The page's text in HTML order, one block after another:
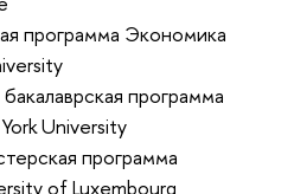
программа Экономика
программа
University
программа
of Luxembourg